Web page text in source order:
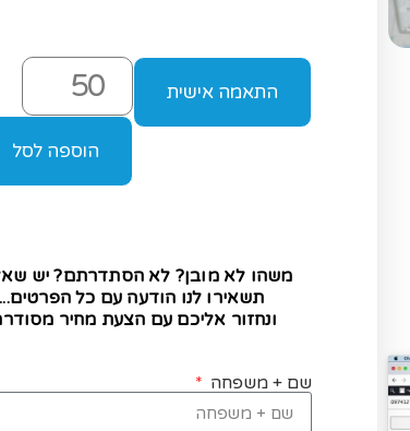
התאמה אישית
הוספה לסל
משהו לא מובן? לא הסתדרתם? יש
תשאירו לנו הודעה עם כל הפרטים...
ונחזור אליכם עם הצעת מחיר
שם + משפחה